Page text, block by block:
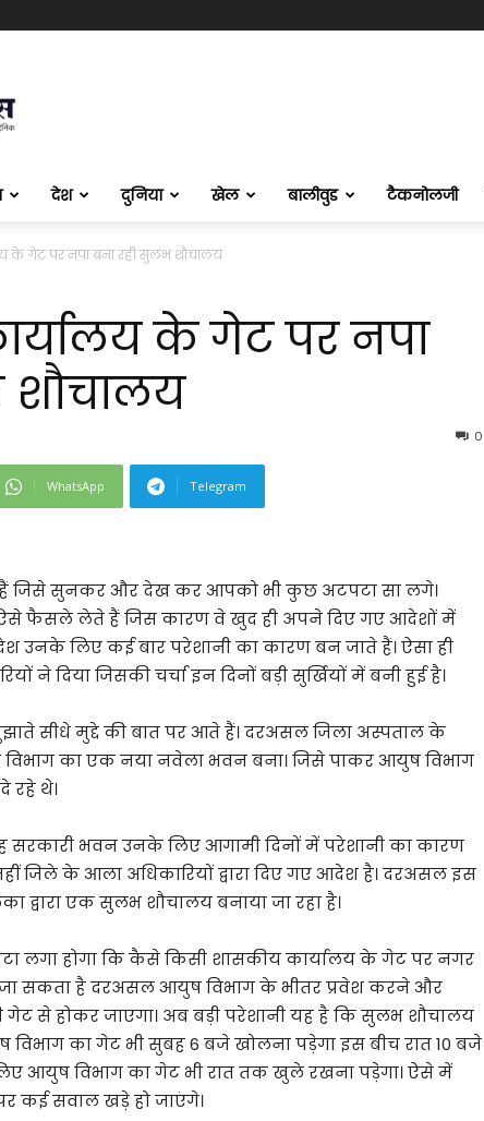
देश दुनिया खेल बालीवुड टैकनोलजी
के गेट पर नपा बना रही सुलभ शौचालय
के गेट पर नपा
शौचालय
0
WhatsApp Telegram
जिसे सुनकर और देख कर आपको भी कुछ अटपटा सा लगे।
फैसले लेते हैं जिस कारण वे खुद ही अपने दिए गए आदेशों में
लिए कई बार परेशानी का कारण बन जाते हैं। ऐसा ही
ने दिया जिसकी चर्चा इन दिनों बड़ी सुर्खियों में बनी हुई है।
सीधे मुद्दे की बात पर आते हैं। दरअसल जिला अस्पताल के
का एक नया नवेला भवन बना। जिसे पाकर आयुष विभाग
रहे थे।
सरकारी भवन उनके लिए आगामी दिनों में परेशानी का कारण
जिले के आला अधिकारियों द्वारा दिए गए आदेश है। दरअसल इस
द्वारा एक सुलभ शौचालय बनाया जा रहा है।
लगा होगा कि कैसे किसी शासकीय कार्यालय के गेट पर नगर
जा सकता है दरअसल आयुष विभाग के भीतर प्रवेश करने और
से होकर जाएगा। अब बड़ी परेशानी यह है कि सुलभ शौचालय
का गेट भी सुबह 6 बजे खोलना पड़ेगा इस बीच रात 10 बजे
आयुष विभाग का गेट भी रात तक खुले रखना पड़ेगा। ऐसे में
कई सवाल खड़े हो जाएंगे।